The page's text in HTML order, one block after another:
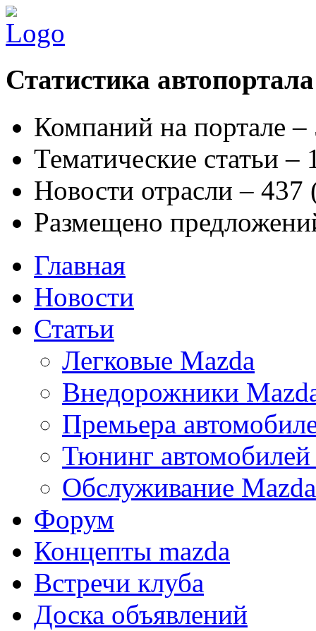
Статистика автопортала
Компаний на портале
Тематические статьи –
Новости отрасли – 437
Размещено
Главная
Новости
Статьи
Легковые Mazda
Внедорожники
Премьера
Тюнинг
Обслуживание Mazda
Форум
Концепты mazda
Встречи клуба
Доска объявлений